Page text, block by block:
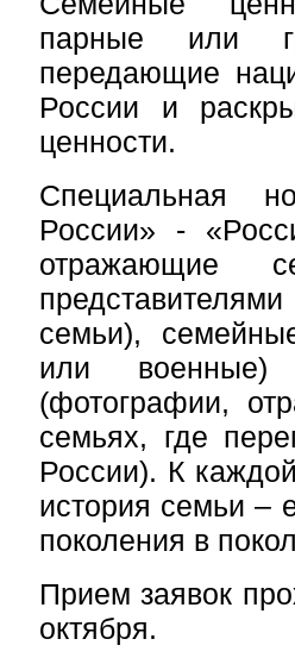
парные или
передающие
России и
ценности.
Специальная
России» -
отражающие
семьи),
или военные)
(фотографии,
семьях, где
России). К
история семьи –
поколения в
Прием заявок
октября.